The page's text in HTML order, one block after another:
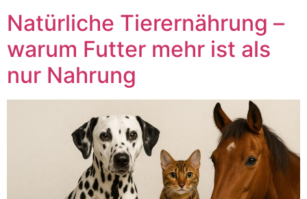
Natürliche Tierernährung –
warum Futter mehr ist als
nur Nahrung